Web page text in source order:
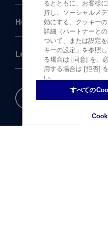
Help
Legal
重要な​安全情報
るとともに、お客様
持し、ソーシャルメ
効にする、クッキー
詳細（パートナーと
ついて、または設定
キーの設定」を参照
る場合は [同意] を、
用する場合は [拒否]
い。
すべての